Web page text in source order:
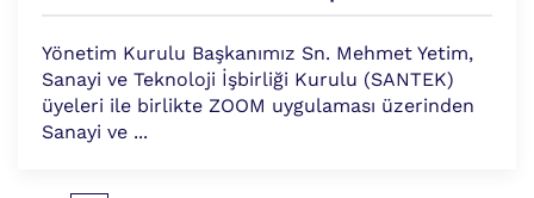
Yönetim Kurulu Başkanımız Sn. Mehmet Yetim,
Sanayi ve Teknoloji İşbirliği Kurulu (SANTEK)
üyeleri ile birlikte ZOOM uygulaması üzerinden
Sanayi ve ...